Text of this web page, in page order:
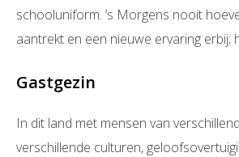
schooluniform. ’s Morgens nooit
aantrekt en een nieuwe ervaring erbij;
Gastgezin
In dit land met mensen van
verschillende culturen,